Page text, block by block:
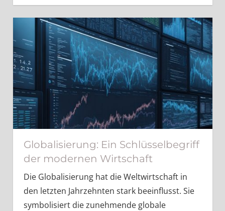
Globalisierung: Ein Schlüsselbegriff
der modernen Wirtschaft
Die Globalisierung hat die Weltwirtschaft in
den letzten Jahrzehnten stark beeinflusst. Sie
symbolisiert die zunehmende globale